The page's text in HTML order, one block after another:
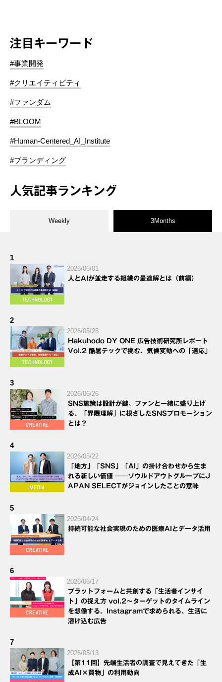
注目キーワード
#事業開発
#クリエイティビティ
#ファンダム
#BLOOM
#Human-Centered_AI_Institute
#ブランディング
人気記事ランキング
Weekly 3Months
1
2026/06/01
人とAIが並走する組織の最適解とは（前編）
2
2026/05/25
Hakuhodo DY ONE 広告技術研究所レポート
Vol.2 酷暑テックで挑む、気候変動への「適応」
3
2026/06/26
SNS施策は設計が鍵。ファンと一緒に盛り上げ
る、「界隈理解」に根ざしたSNSプロモーション
とは？
4
2026/05/22
「地方」「SNS」「AI」の掛け合わせから生ま
れる新しい価値 ──ソウルドアウトグループにJ
APAN SELECTがジョインしたことの意味
5
2026/04/24
持続可能な社会実現のための医療AIとデータ活用
6
2026/06/17
プラットフォームと共創する「生活者インサイ
ト」の捉え方 vol.2～ターゲットのタイムライン
を想像する。Instagramで求められる、生活に
溶け込む広告
7
2026/05/13
【第11回】先端生活者の調査で見えてきた「生
成AI×買物」の利用動向